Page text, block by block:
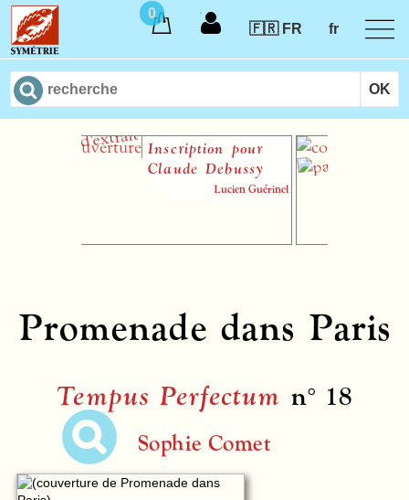
0
🇫🇷 FR
fr
Inscription pour
Claude Debussy
Lucien Guérinel
Promenade dans Paris
Tempus Perfectum n° 18
Sophie Comet